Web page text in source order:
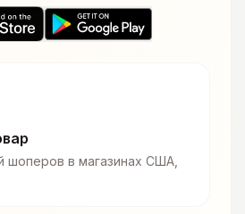
шоперов в магазинах США,